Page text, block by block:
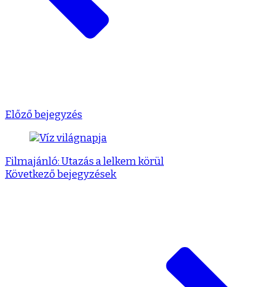
Előző bejegyzés
Filmajánló: Utazás a lelkem körül
Következő bejegyzések